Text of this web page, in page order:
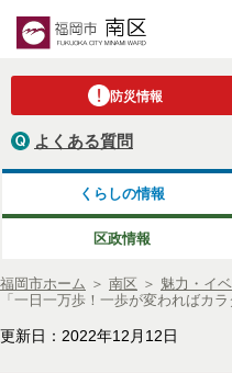
防災情報
よくある質問
くらしの情報
区政情報
福岡市ホーム ＞ 南区 ＞ 魅力・イ
「一日一万歩！一歩が変わればカラ
更新日：2022年12月12日